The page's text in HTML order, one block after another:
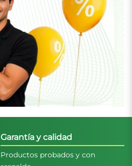
Garantía y calidad
Productos probados y con